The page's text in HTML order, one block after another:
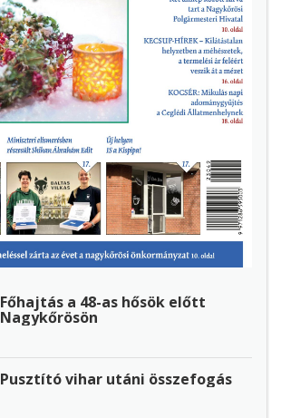
Főhajtás a 48-as hősök előtt
Nagykőrösön
Pusztító vihar utáni összefogás